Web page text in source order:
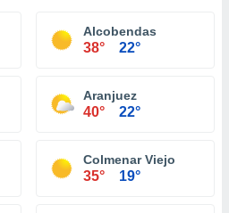
Alcobendas
38° 22°
Aranjuez
40° 22°
Colmenar Viejo
35° 19°